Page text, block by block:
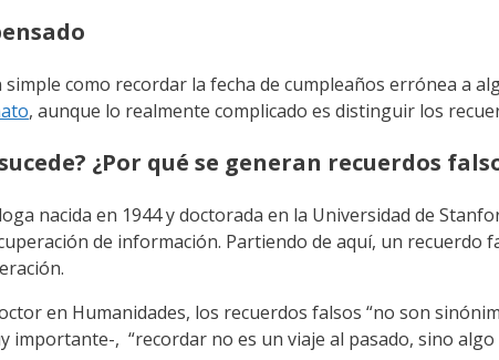
como recordar la fecha de cumpleaños errónea a
, aunque lo realmente complicado es distinguir los
¿Por qué se generan recuerdos
nacida en 1944 y doctorada en la Universidad de
de información. Partiendo de aquí, un recuerdo
en Humanidades, los recuerdos falsos “no son
, “recordar no es un viaje al pasado, sino algo